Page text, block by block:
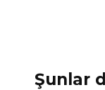
Şunlar